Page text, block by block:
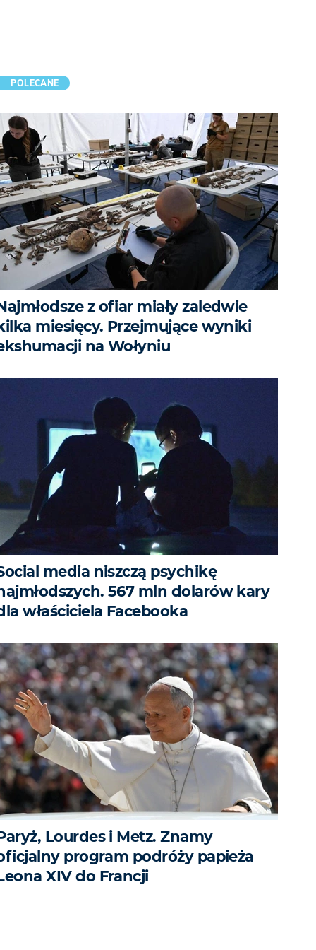
POLECANE
z ofiar miały zaledwie
miesięcy. Przejmujące wyniki
na Wołyniu
media niszczą psychikę
567 mln dolarów kary
właściciela Facebooka
Lourdes i Metz. Znamy
program podróży papieża
XIV do Francji